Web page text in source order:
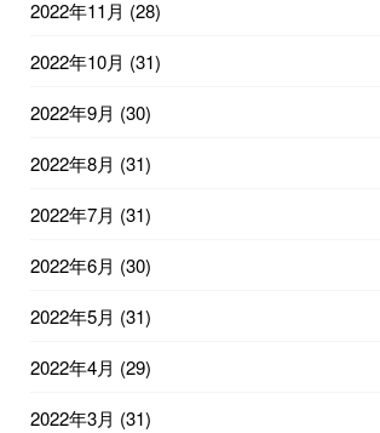
2022年11月 (28)
2022年10月 (31)
2022年9月 (30)
2022年8月 (31)
2022年7月 (31)
2022年6月 (30)
2022年5月 (31)
2022年4月 (29)
2022年3月 (31)